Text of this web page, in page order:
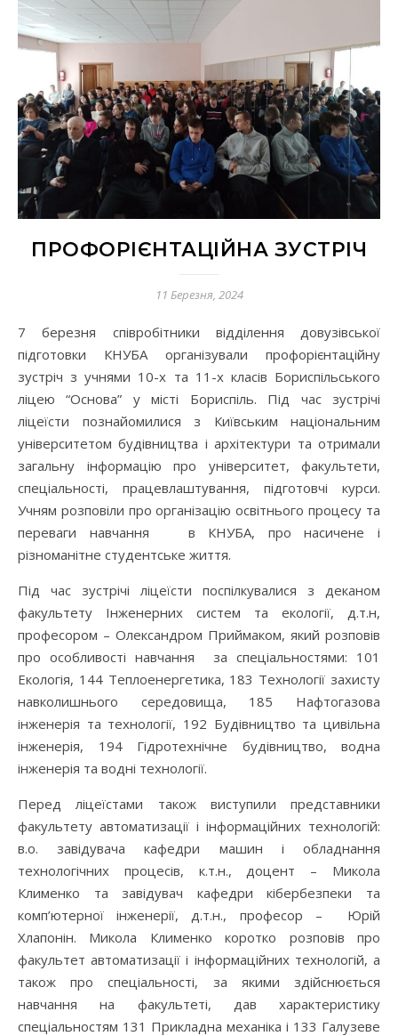
ПРОФОРІЄНТАЦІЙНА ЗУСТРІЧ
11 Березня, 2024
7 березня співробітники відділення довузівської
підготовки КНУБА організували профорієнтаційну
зустріч з учнями 10-х та 11-х класів Бориспільського
ліцею “Основа” у місті Бориспіль. Під час зустрічі
ліцеїсти познайомилися з Київським національним
університетом будівництва і архітектури та отримали
загальну інформацію про університет, факультети,
спеціальності, працевлаштування, підготовчі курси.
Учням розповіли про організацію освітнього процесу та
переваги навчання в КНУБА, про насичене і
різноманітне студентське життя.
Під час зустрічі ліцеїсти поспілкувалися з деканом
факультету Інженерних систем та екології, д.т.н,
професором – Олександром Приймаком, який розповів
про особливості навчання за спеціальностями: 101
Екологія, 144 Теплоенергетика, 183 Технології захисту
навколишнього середовища, 185 Нафтогазова
інженерія та технології, 192 Будівництво та цивільна
інженерія, 194 Гідротехнічне будівництво, водна
інженерія та водні технології.
Перед ліцеїстами також виступили представники
факультету автоматизації і інформаційних технологій:
в.о. завідувача кафедри машин і обладнання
технологічних процесів, к.т.н., доцент – Микола
Клименко та завідувач кафедри кібербезпеки та
комп’ютерної інженерії, д.т.н., професор – Юрій
Хлапонін. Микола Клименко коротко розповів про
факультет автоматизації і інформаційних технологій, а
також про спеціальності, за якими здійснюється
навчання на факультеті, дав характеристику
спеціальностям 131 Прикладна механіка і 133 Галузеве